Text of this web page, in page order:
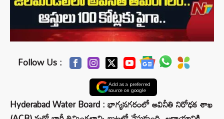
Follow Us :
Add as a preferred
source on google
Hyderabad Water Board : భాగ్యనగరంలో అవినీతి నిరోధక శాఖ